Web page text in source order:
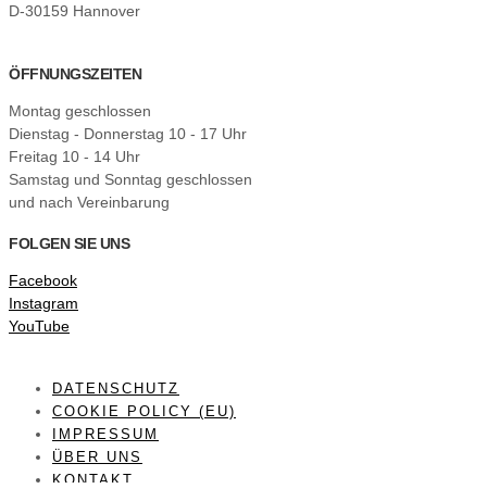
D-30159 Hannover
ÖFFNUNGSZEITEN
Montag geschlossen
Dienstag - Donnerstag 10 - 17 Uhr
Freitag 10 - 14 Uhr
Samstag und Sonntag geschlossen
und nach Vereinbarung
FOLGEN SIE UNS
Facebook
Instagram
YouTube
DATENSCHUTZ
COOKIE POLICY (EU)
IMPRESSUM
ÜBER UNS
KONTAKT